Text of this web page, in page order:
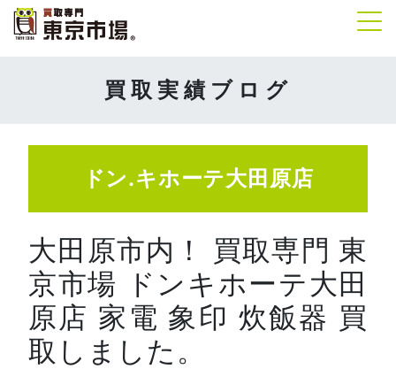
買取実績ブログ
ドン.キホーテ大田原店
大田原市内！ 買取専門 東
京市場 ドンキホーテ大田
原店 家電 象印 炊飯器 買
取しました。